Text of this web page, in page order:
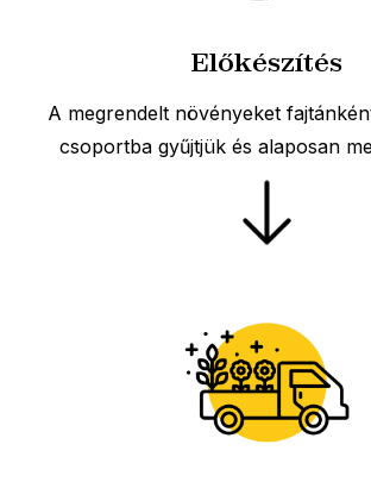
Előkészítés
A megrendelt növényeket
csoportba gyűjtjük és alaposan